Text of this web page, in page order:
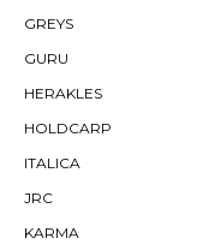
GREYS
GURU
HERAKLES
HOLDCARP
ITALICA
JRC
KARMA